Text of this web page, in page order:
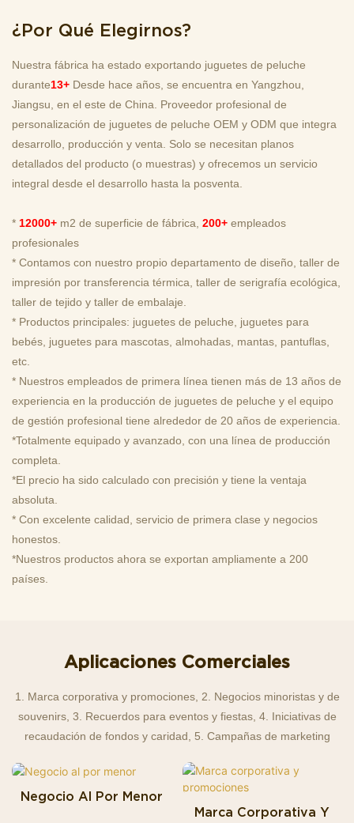
¿Por Qué Elegirnos?
Nuestra fábrica ha estado exportando juguetes de peluche
durante13+ Desde hace años, se encuentra en Yangzhou,
Jiangsu, en el este de China. Proveedor profesional de
personalización de juguetes de peluche OEM y ODM que integra
desarrollo, producción y venta. Solo se necesitan planos
detallados del producto (o muestras) y ofrecemos un servicio
integral desde el desarrollo hasta la posventa.
* 12000+ m2 de superficie de fábrica, 200+ empleados
profesionales
* Contamos con nuestro propio departamento de diseño, taller de
impresión por transferencia térmica, taller de serigrafía ecológica,
taller de tejido y taller de embalaje.
* Productos principales: juguetes de peluche, juguetes para
bebés, juguetes para mascotas, almohadas, mantas, pantuflas,
etc.
* Nuestros empleados de primera línea tienen más de 13 años de
experiencia en la producción de juguetes de peluche y el equipo
de gestión profesional tiene alrededor de 20 años de experiencia.
*Totalmente equipado y avanzado, con una línea de producción
completa.
*El precio ha sido calculado con precisión y tiene la ventaja
absoluta.
* Con excelente calidad, servicio de primera clase y negocios
honestos.
*Nuestros productos ahora se exportan ampliamente a 200
países.
Aplicaciones Comerciales
1. Marca corporativa y promociones, 2. Negocios minoristas y de
souvenirs, 3. Recuerdos para eventos y fiestas, 4. Iniciativas de
recaudación de fondos y caridad, 5. Campañas de marketing
Negocio Al Por Menor
Marca Corporativa Y